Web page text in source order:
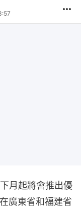
月起將會推出優
廣東省和福建省